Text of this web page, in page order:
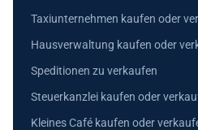
Taxiunternehmen kaufen oder
Hausverwaltung kaufen oder
Speditionen zu verkaufen
Steuerkanzlei kaufen oder
Kleines Café kaufen oder